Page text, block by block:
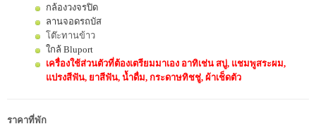
กล้องวงจรปิด
ลานจอดรถบัส
โต๊ะทานข้าว
ใกล้ Bluport
เครื่องใช้ส่วนตัวที่ต้องเตรียมมาเอง อาทิเช่น สบู่, แชมพูสระผม,
แปรงสีฟัน, ยาสีฟัน, น้ำดื่ม, กระดาษทิชชู่, ผ้าเช็ดตัว
ราคาที่พัก